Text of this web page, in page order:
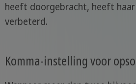
heeft doorgebracht, heeft haar
verbeterd.
Komma-instelling voor